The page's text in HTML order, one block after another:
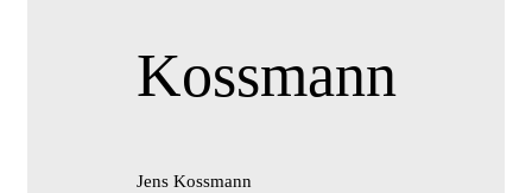
Kossmann
Jens Kossmann